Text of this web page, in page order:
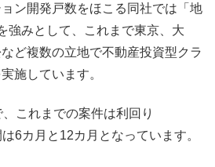
ン開発戸数をほこる同社では「地
強みとして、これまで東京、大
ど複数の立地で不動産投資型クラ
施しています。
これまでの案件は利回り
は6カ月と12カ月となっています。